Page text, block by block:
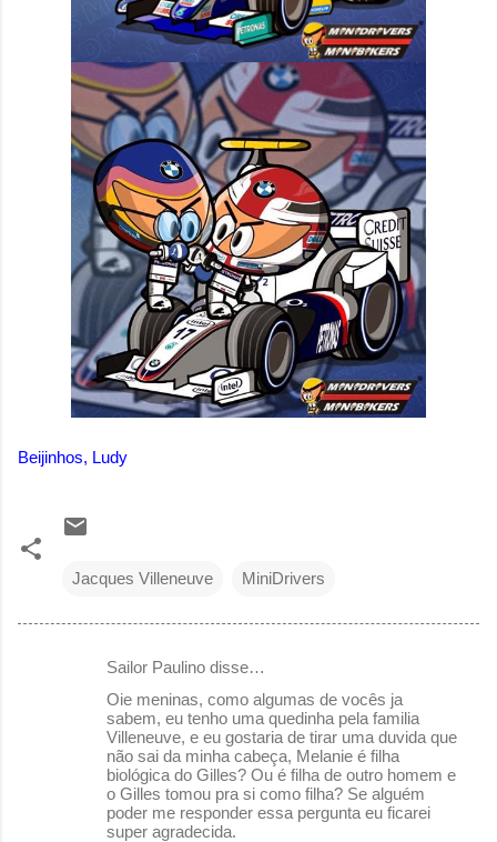
Beijinhos, Ludy
Jacques Villeneuve MiniDrivers
Sailor Paulino disse…
Oie meninas, como algumas de vocês ja
sabem, eu tenho uma quedinha pela familia
Villeneuve, e eu gostaria de tirar uma duvida que
não sai da minha cabeça, Melanie é filha
biológica do Gilles? Ou é filha de outro homem e
o Gilles tomou pra si como filha? Se alguém
poder me responder essa pergunta eu ficarei
super agradecida.